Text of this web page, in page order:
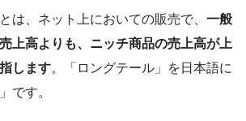
は、ネット上においての販売で、 一般
上高よりも、ニッチ商品の売上高が上
します。「ロングテール」を日本語に
です。